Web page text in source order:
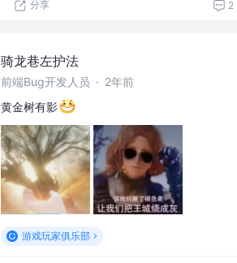
分享 2
骑龙巷左护法
前端Bug开发人员 · 2年前
黄金树有影
游戏玩家俱乐部